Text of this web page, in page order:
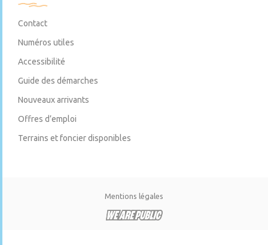
Contact
Numéros utiles
Accessibilité
Guide des démarches
Nouveaux arrivants
Offres d’emploi
Terrains et foncier disponibles
Mentions légales